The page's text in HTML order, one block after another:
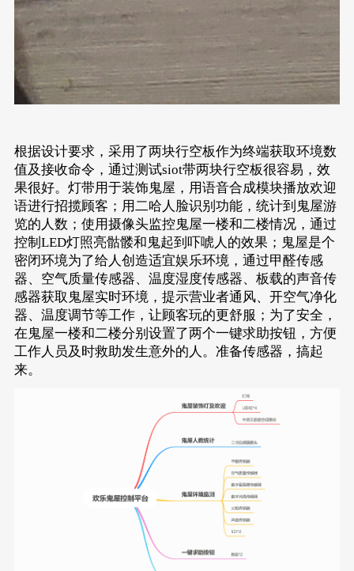
根据设计要求，采用了两块行空板作为终端获取环境数
值及接收命令，通过测试siot带两块行空板很容易，效
果很好。灯带用于装饰鬼屋，用语音合成模块播放欢迎
语进行招揽顾客；用二哈人脸识别功能，统计到鬼屋游
览的人数；使用摄像头监控鬼屋一楼和二楼情况，通过
控制LED灯照亮骷髅和鬼起到吓唬人的效果；鬼屋是个
密闭环境为了给人创造适宜娱乐环境，通过甲醛传感
器、空气质量传感器、温度湿度传感器、板载的声音传
感器获取鬼屋实时环境，提示营业者通风、开空气净化
器、温度调节等工作，让顾客玩的更舒服；为了安全，
在鬼屋一楼和二楼分别设置了两个一键求助按钮，方便
工作人员及时救助发生意外的人。准备传感器，搞起
来。